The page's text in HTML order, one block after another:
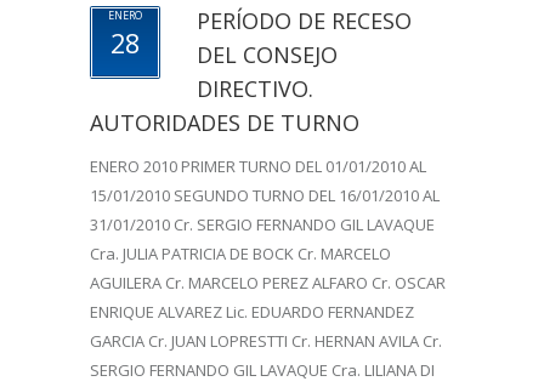
ENERO
28
PERÍODO DE RECESO
DEL CONSEJO
DIRECTIVO.
AUTORIDADES DE TURNO
ENERO 2010 PRIMER TURNO DEL 01/01/2010 AL
15/01/2010 SEGUNDO TURNO DEL 16/01/2010 AL
31/01/2010 Cr. SERGIO FERNANDO GIL LAVAQUE
Cra. JULIA PATRICIA DE BOCK Cr. MARCELO
AGUILERA Cr. MARCELO PEREZ ALFARO Cr. OSCAR
ENRIQUE ALVAREZ Lic. EDUARDO FERNANDEZ
GARCIA Cr. JUAN LOPRESTTI Cr. HERNAN AVILA Cr.
SERGIO FERNANDO GIL LAVAQUE Cra. LILIANA DI